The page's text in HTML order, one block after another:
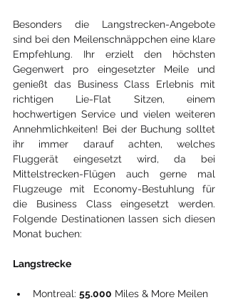
Besonders die Langstrecken-Angebote
sind bei den Meilenschnäppchen eine klare
Empfehlung. Ihr erzielt den höchsten
Gegenwert pro eingesetzter Meile und
genießt das Business Class Erlebnis mit
richtigen Lie-Flat Sitzen, einem
hochwertigen Service und vielen weiteren
Annehmlichkeiten! Bei der Buchung solltet
ihr immer darauf achten, welches
Fluggerät eingesetzt wird, da bei
Mittelstrecken-Flügen auch gerne mal
Flugzeuge mit Economy-Bestuhlung für
die Business Class eingesetzt werden.
Folgende Destinationen lassen sich diesen
Monat buchen:
Langstrecke
Montreal: 55.000 Miles & More Meilen